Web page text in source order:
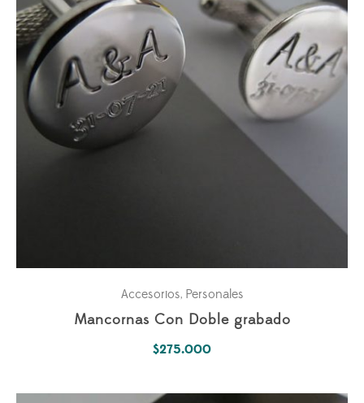
Accesorios, Personales
Mancornas Con Doble grabado
$275.000